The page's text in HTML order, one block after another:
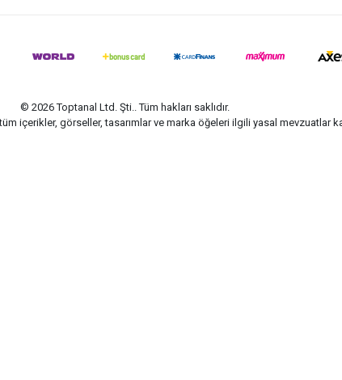
© 2026 Toptanal Ltd. Şti.. Tüm hakları saklıdır.
içerikler, görseller, tasarımlar ve marka öğeleri ilgili yasal mevzuatlar